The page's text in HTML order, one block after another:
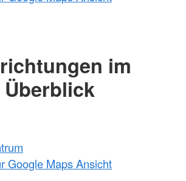
im
Überblick
Google Maps Ansicht